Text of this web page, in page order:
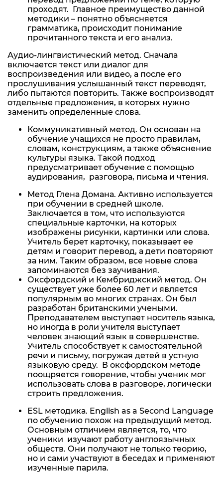
проходят. Главное преимущество данной
методики – понятно объясняется
грамматика, происходит понимание
прочитанного текста и его анализ.
Аудио-лингвистический метод. Сначала
включается текст или диалог для
воспроизведения или видео, а после его
прослушивания услышанный текст переводят,
либо пытаются повторить. Также воспроизводят
отдельные предложения, в которых нужно
заменить определенные слова.
Коммуникативный метод. Он основан на
обучение учащихся не просто правилам,
словам, конструкциям, а также объяснение
культуры языка. Такой подход
предусматривает обучение с помощью
аудирования, разговора, письма и чтения.
Метод Глена Домана. Активно используется
при обучении в средней школе.
Заключается в том, что используются
специальные карточки, на которых
изображены рисунки, картинки или слова.
Учитель берет карточку, показывает ее
детям и говорит перевод, а дети повторяют
за ним. Таким образом, все новые слова
запоминаются без заучивания.
Оксфордский и Кембриджский метод. Он
существует уже более 60 лет и является
популярным во многих странах. Он был
разработан британскими учеными.
Преподавателем выступает носитель языка,
но иногда в роли учителя выступает
человек знающий язык в совершенстве.
Учитель способствует к самостоятельной
речи и письму, погружая детей в устную
языковую среду. В оксфордском методе
поощряется говорение, чтобы ученик мог
использовать слова в разговоре, логически
строить предложения.
ESL методика. English as a Second Language
по обучению похож на предыдущий метод.
Основным отличием является, то, что
ученики изучают работу англоязычных
обществ. Они получают не только теорию,
но и сами участвуют в беседах и применяют
изученные парила.